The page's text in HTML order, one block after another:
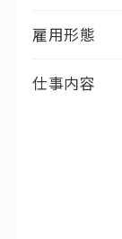
雇用形態
仕事内容